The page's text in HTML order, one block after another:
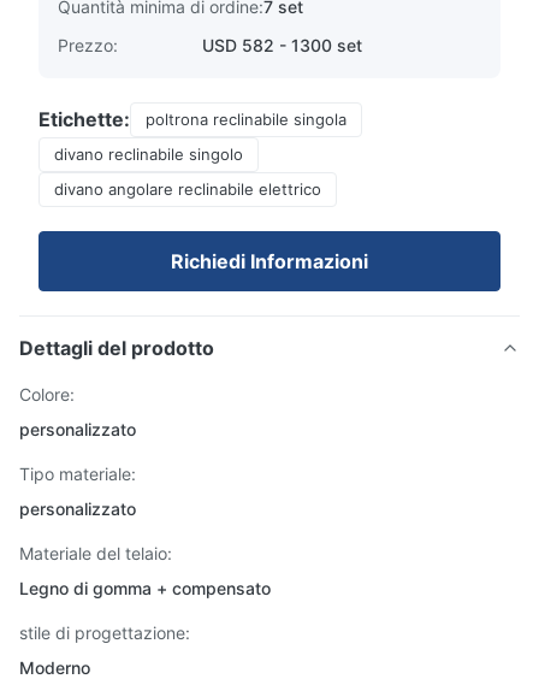
Quantità minima di ordine:7 set
Prezzo:
USD 582 - 1300 set
Etichette:
poltrona reclinabile singola
divano reclinabile singolo
divano angolare reclinabile elettrico
Richiedi Informazioni
Dettagli del prodotto
Colore:
personalizzato
Tipo materiale:
personalizzato
Materiale del telaio:
Legno di gomma + compensato
stile di progettazione:
Moderno